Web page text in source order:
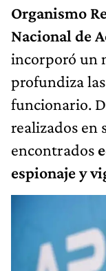
Organismo
Nacional de
incorporó un
profundiza
funcionario.
realizados en
encontrados
espionaje y